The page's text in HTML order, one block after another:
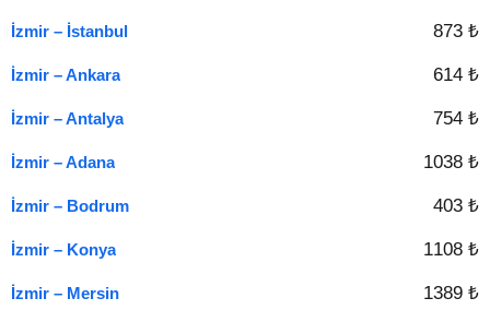
İzmir – İstanbul 873 ₺
İzmir – Ankara 614 ₺
İzmir – Antalya 754 ₺
İzmir – Adana 1038 ₺
İzmir – Bodrum 403 ₺
İzmir – Konya 1108 ₺
İzmir – Mersin 1389 ₺